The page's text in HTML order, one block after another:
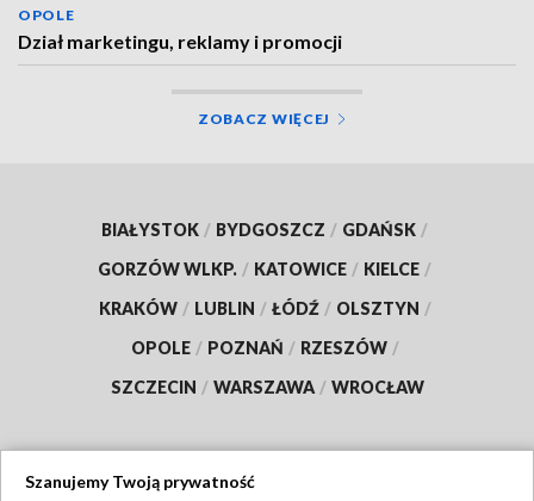
OPOLE
Dział marketingu, reklamy i promocji
ZOBACZ WIĘCEJ
BIAŁYSTOK / BYDGOSZCZ / GDAŃSK /
GORZÓW WLKP. / KATOWICE / KIELCE /
KRAKÓW / LUBLIN / ŁÓDŹ / OLSZTYN /
OPOLE / POZNAŃ / RZESZÓW /
SZCZECIN / WARSZAWA / WROCŁAW
Szanujemy Twoją prywatność